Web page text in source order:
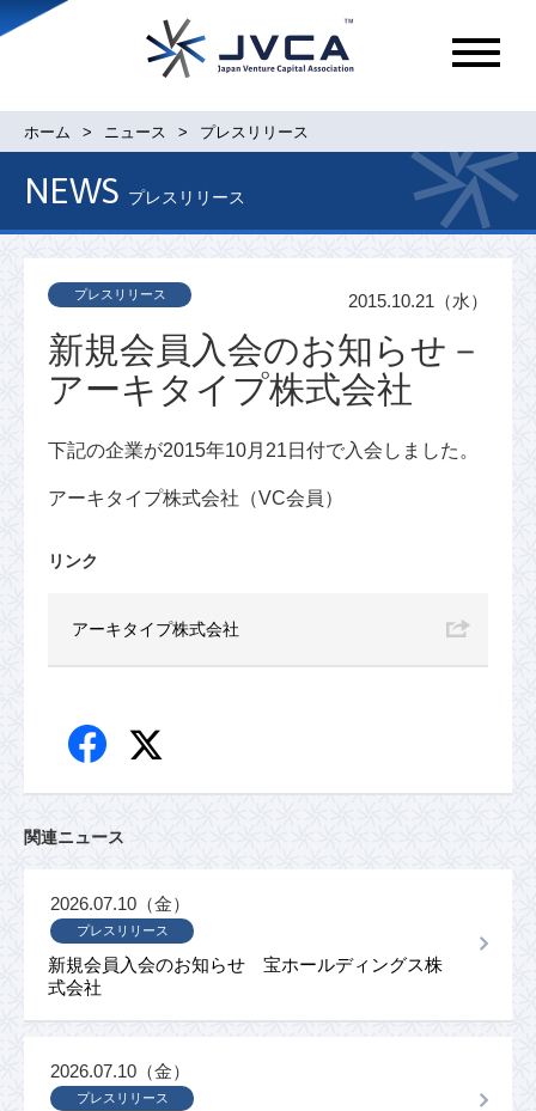
メ
ュ
ホーム ニュース プレスリリース
NEWS プレスリリース
新規会員入会のお知らせ－
アーキタイプ株式会社
プレスリリース 2015.10.21（水）
下記の企業が2015年10月21日付で入会しました。
アーキタイプ株式会社（VC会員）
リンク
アーキタイプ株式会社
関連ニュース
新規会員入会のお知らせ 宝ホールディングス株
式会社
プレスリリース
2026.07.10（金）
プレスリリース
2026.07.10（金）